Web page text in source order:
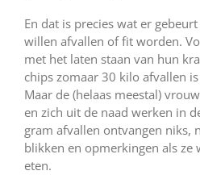
En dat is precies wat er
willen afvallen of fit worden.
met het laten staan van hun
chips zomaar 30 kilo afvallen
Maar de (helaas meestal)
en zich uit de naad werken in
gram afvallen ontvangen niks,
blikken en opmerkingen als ze
eten.